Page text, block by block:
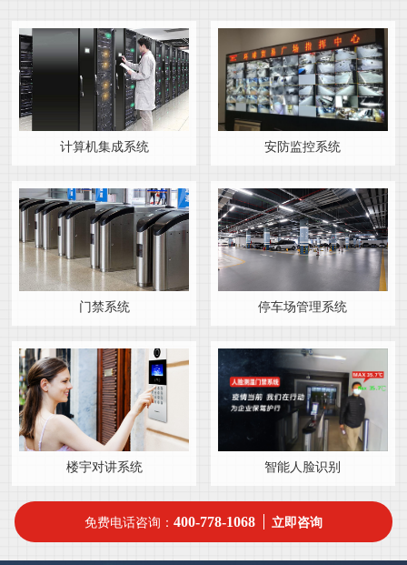
计算机集成系统 安防监控系统
门禁系统 停车场管理系统
楼宇对讲系统 智能人脸识别
免费电话咨询：400-778-1068 立即咨询